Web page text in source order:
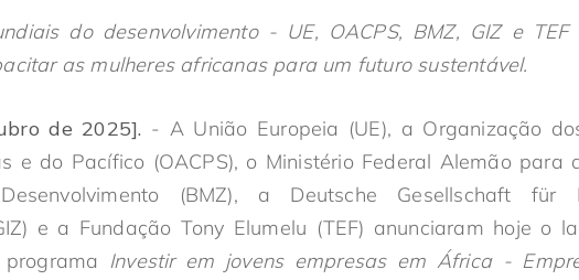
do desenvolvimento - UE, OACPS, BMZ, GIZ e
as mulheres africanas para um futuro sustentável.
de 2025]. - A União Europeia (UE), a Organização
e do Pacífico (OACPS), o Ministério Federal Alemão para
(BMZ), a Deutsche Gesellschaft für
e a Fundação Tony Elumelu (TEF) anunciaram hoje o
Investir em jovens empresas em África -